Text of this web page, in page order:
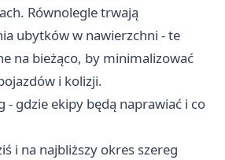
Równolegle trwają
ubytków w nawierzchni - te
na bieżąco, by minimalizować
i kolizji.
- gdzie ekipy będą naprawiać i co
i na najbliższy okres szereg